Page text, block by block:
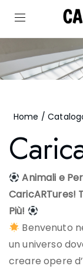
Home /
Animali e
CaricARTures!
Più!
Benvenuto
un universo
creare opere